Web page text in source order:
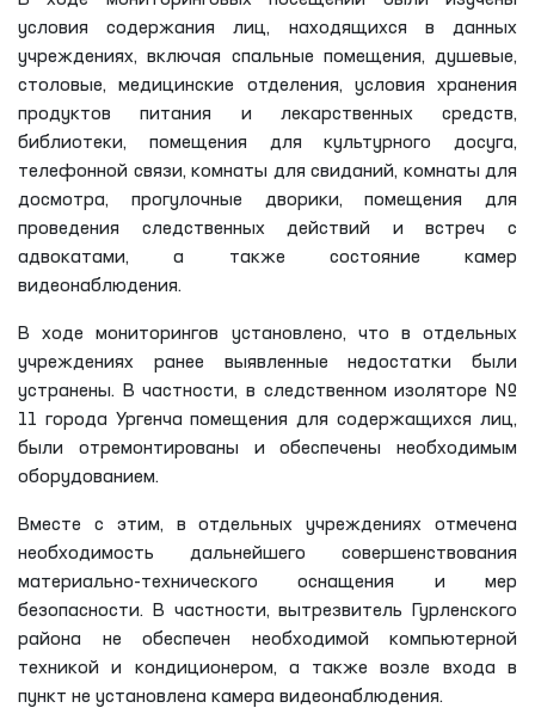
условия содержания лиц, находящихся в данных
учреждениях, включая спальные помещения, душевые,
столовые, медицинские отделения, условия хранения
продуктов питания и лекарственных средств,
библиотеки, помещения для культурного досуга,
телефонной связи, комнаты для свиданий, комнаты для
досмотра, прогулочные дворики, помещения для
проведения следственных действий и встреч с
адвокатами, а также состояние камер
видеонаблюдения.
В ходе мониторингов установлено, что в отдельных
учреждениях ранее выявленные недостатки были
устранены. В частности, в следственном изоляторе №
11 города Ургенча помещения для содержащихся лиц,
были отремонтированы и обеспечены необходимым
оборудованием.
Вместе с этим, в отдельных учреждениях отмечена
необходимость дальнейшего совершенствования
материально-технического оснащения и мер
безопасности. В частности, вытрезвитель Гурленского
района не обеспечен необходимой компьютерной
техникой и кондиционером, а также возле входа в
пункт не установлена камера видеонаблюдения.